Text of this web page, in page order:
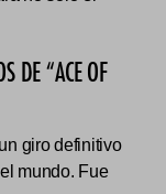
DE “ACE OF
giro definitivo
mundo. Fue